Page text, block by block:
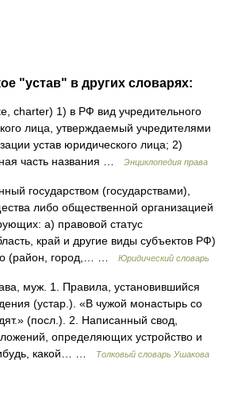
"устав" в других словарях:
charter) 1) в РФ вид учредительного
лица, утверждаемый учредителями
устав юридического лица; 2)
часть названия …
Энциклопедия права
государством (государствами),
либо общественной организацией
а) правовой статус
край и другие виды субъектов РФ)
(район, город,… …
Юридический словарь
муж. 1. Правила, установившийся
(устар.). «В чужой монастырь со
(посл.). 2. Написанный свод,
определяющих устройство и
какой… …
Толковый словарь Ушакова